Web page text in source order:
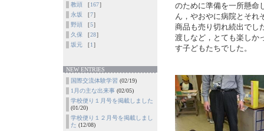
教頭 ［167］
永坂 ［7］
野頭 ［5］
久保 ［28］
坂元 ［1 ］
NEW ENTRIES
国際交流体験学習 (02/19)
1月の主な出来事 (02/05)
学校便り１月号を掲載しました
(01/20)
学校便り１２月号を掲載しまし
た (12/08)
のために準備を一所懸命
ん，やおやに病院とそれ
商品も売り切れ続出でし
渡しなど，とても楽しか
す子どもたちでした。